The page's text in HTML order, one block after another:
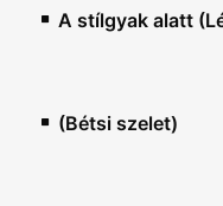
A stílgyak alatt
(Bétsi szelet)